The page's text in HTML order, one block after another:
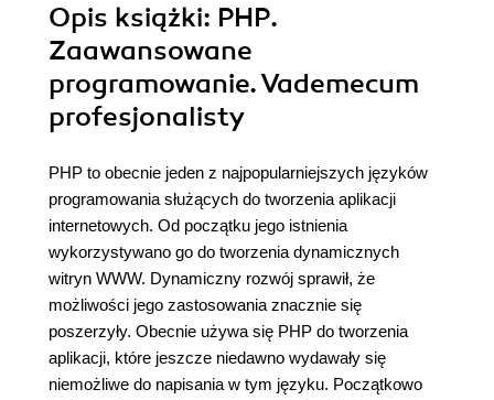
Opis książki: PHP.
Zaawansowane
programowanie. Vademecum
profesjonalisty
PHP to obecnie jeden z najpopularniejszych języków
programowania służących do tworzenia aplikacji
internetowych. Od początku jego istnienia
wykorzystywano go do tworzenia dynamicznych
witryn WWW. Dynamiczny rozwój sprawił, że
możliwości jego zastosowania znacznie się
poszerzyły. Obecnie używa się PHP do tworzenia
aplikacji, które jeszcze niedawno wydawały się
niemożliwe do napisania w tym języku. Początkowo